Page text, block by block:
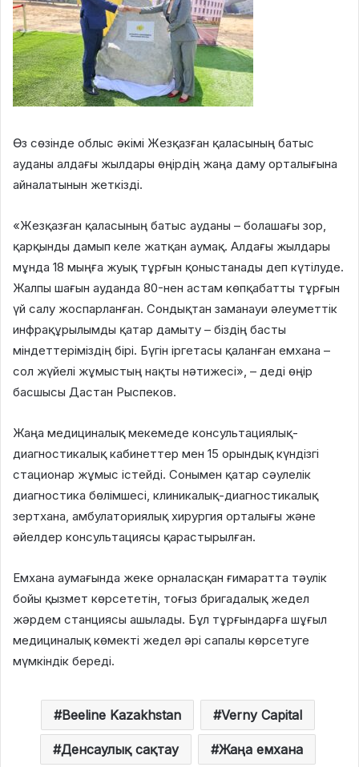
Өз сөзінде облыс әкімі Жезқазған қаласының батыс
ауданы алдағы жылдары өңірдің жаңа даму орталығына
айналатынын жеткізді.
«Жезқазған қаласының батыс ауданы – болашағы зор,
қарқынды дамып келе жатқан аумақ. Алдағы жылдары
мұнда 18 мыңға жуық тұрғын қоныстанады деп күтілуде.
Жалпы шағын ауданда 80-нен астам көпқабатты тұрғын
үй салу жоспарланған. Сондықтан заманауи әлеуметтік
инфрақұрылымды қатар дамыту – біздің басты
міндеттеріміздің бірі. Бүгін іргетасы қаланған емхана –
сол жүйелі жұмыстың нақты нәтижесі», – деді өңір
басшысы Дастан Рыспеков.
Жаңа медициналық мекемеде консультациялық-
диагностикалық кабинеттер мен 15 орындық күндізгі
стационар жұмыс істейді. Сонымен қатар сәулелік
диагностика бөлімшесі, клиникалық-диагностикалық
зертхана, амбулаториялық хирургия орталығы және
әйелдер консультациясы қарастырылған.
Емхана аумағында жеке орналасқан ғимаратта тәулік
бойы қызмет көрсететін, тоғыз бригадалық жедел
жәрдем станциясы ашылады. Бұл тұрғындарға шұғыл
медициналық көмекті жедел әрі сапалы көрсетуге
мүмкіндік береді.
Beeline Kazakhstan Verny Capital
Денсаулық сақтау Жаңа емхана